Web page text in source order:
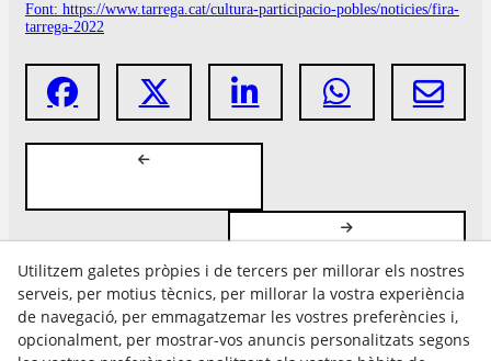
Font: https://www.tarrega.cat/cultura-participacio-pobles/noticies/fira-
tarrega-2022
Utilitzem galetes pròpies i de tercers per millorar els nostres
serveis, per motius tècnics, per millorar la vostra experiència
de navegació, per emmagatzemar les vostres preferències i,
opcionalment, per mostrar-vos anuncis personalitzats segons